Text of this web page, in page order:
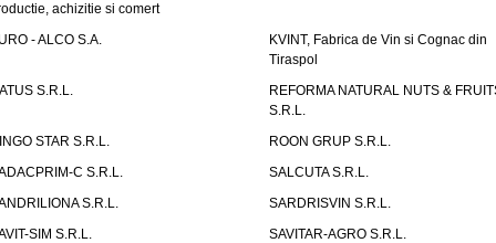
achizitie si comert
- ALCO S.A.
KVINT, Fabrica de Vin si Cognac din
Tiraspol
S.R.L.
REFORMA NATURAL NUTS &
S.R.L.
STAR S.R.L.
ROON GRUP S.R.L.
C S.R.L.
SALCUTA S.R.L.
S.R.L.
SARDRISVIN S.R.L.
SIM S.R.L.
SAVITAR-AGRO S.R.L.